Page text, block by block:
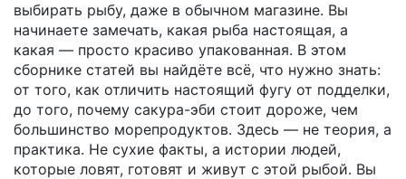
выбирать рыбу, даже в обычном магазине. Вы
начинаете замечать, какая рыба настоящая, а
какая — просто красиво упакованная. В этом
сборнике статей вы найдёте всё, что нужно знать:
от того, как отличить настоящий фугу от подделки,
до того, почему сакура-эби стоит дороже, чем
большинство морепродуктов. Здесь — не теория, а
практика. Не сухие факты, а истории людей,
которые ловят, готовят и живут с этой рыбой. Вы